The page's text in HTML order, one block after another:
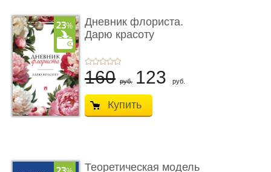
Дневник флориста.
Дарю красоту
160 руб. 123 руб.
Купить
Теоретическая модель